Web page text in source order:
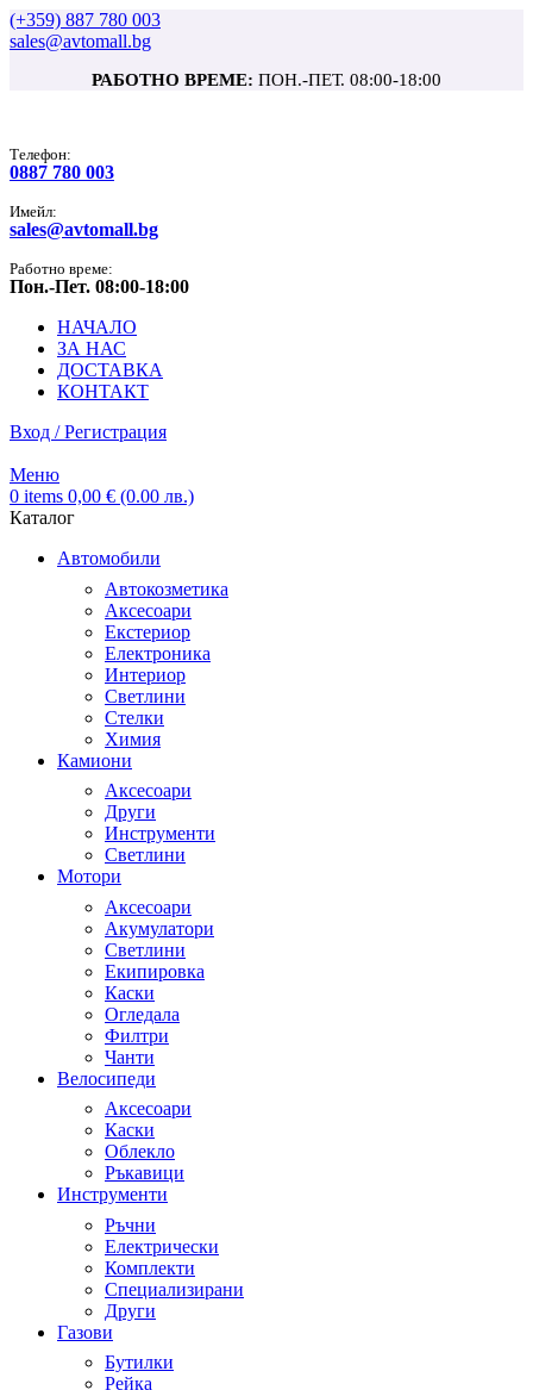
(+359) 887 780 003
sales@avtomall.bg
РАБОТНО ВРЕМЕ: ПОН.-ПЕТ. 08:00-18:00
Tелефон:
0887 780 003
Имейл:
sales@avtomall.bg
Работно време:
Пон.-Пет. 08:00-18:00
НАЧАЛО
ЗА НАС
ДОСТАВКА
КОНТАКТ
Вход / Регистрация
Меню
0 items 0,00 € (0.00 лв.)
Каталог
Автомобили
Автокозметика
Аксесоари
Екстериор
Електроника
Интериор
Светлини
Стелки
Химия
Камиони
Аксесоари
Други
Инструменти
Светлини
Мотори
Аксесоари
Акумулатори
Светлини
Екипировка
Каски
Огледала
Филтри
Чанти
Велосипеди
Аксесоари
Каски
Облекло
Ръкавици
Инструменти
Ръчни
Електрически
Комплекти
Специализирани
Други
Газови
Бутилки
Рейка